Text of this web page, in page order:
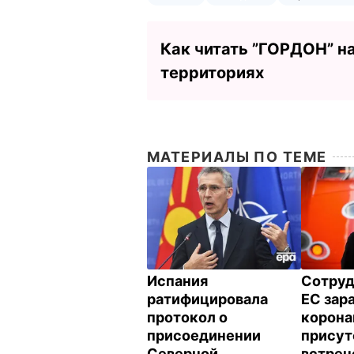
Как читать ”ГОРДОН”
территориях
МАТЕРИАЛЫ ПО ТЕМЕ
Испания
ратифицировала
протокол о
присоединении
ЕС